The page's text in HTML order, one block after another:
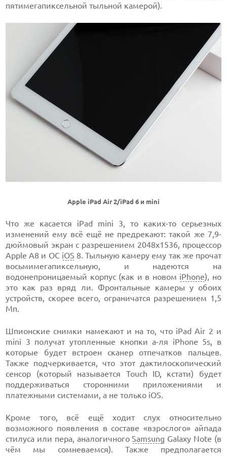
пятимегапиксельной тыльной камерой).
Apple iPad Air 2/iPad 6 и mini
Что же касается iPad mini 3, то каких-то серьезных
изменений ему всё ещё не предрекают: такой же 7,9-
дюймовый экран с разрешением 2048х1536, процессор
Apple A8 и ОС iOS 8. Тыльную камеру ему так же прочат
восьмимегапиксельную, и надеются на
водонепроницаемый корпус (как и в новом iPhone), но
это как раз вряд ли. Фронтальные камеры у обоих
устройств, скорее всего, ограничатся разрешением 1,5
Мп.
Шпионские снимки намекают и на то, что iPad Air 2 и
mini 3 получат утопленные кнопки а-ля iPhone 5s, в
которые будет встроен сканер отпечатков пальцев.
Также подчеркивается, что этот дактилоскопический
сенсор (который называется Touch ID, кстати) будет
поддерживаться сторонними приложениями и
платежными системами, а не только iOS.
Кроме того, всё ещё ходит слух относительно
возможного появления в составе «взрослого» айпада
стилуса или пера, аналогичногоSamsung Galaxy Note (в
чём мы сомневаемся). Также предполагается